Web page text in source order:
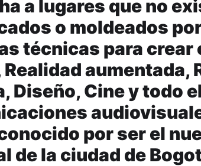
a lugares que no
o moldeados
técnicas para crear
Realidad aumentada,
Diseño, Cine y todo
por ser el
de la ciudad de